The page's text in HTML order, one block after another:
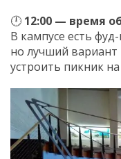
🕛 12:00 — время
В кампусе есть
но лучший
устроить пикник